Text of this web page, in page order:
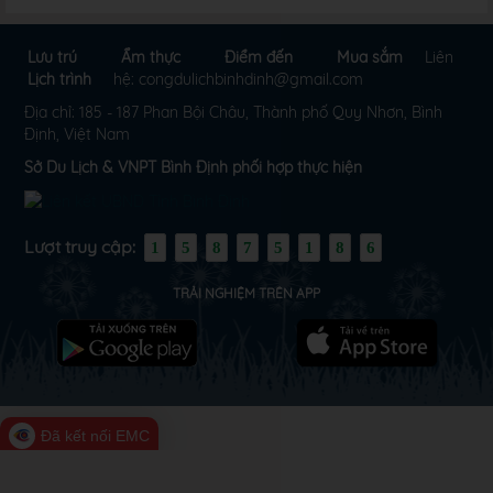
Lưu trú Ẩm thực Điểm đến
Mua sắm
Lịch trình
Liên
hệ: congdulichbinhdinh@gmail.com
Địa chỉ: 185 - 187 Phan Bội Châu, Thành phố Quy Nhơn, Bình
Định, Việt Nam
Sở Du Lịch & VNPT Bình Định phối hợp thực hiện
Lượt truy cập: 1 5 8 7 5 1 8 6
TRẢI NGHIỆM TRÊN APP
Đã kết nối EMC